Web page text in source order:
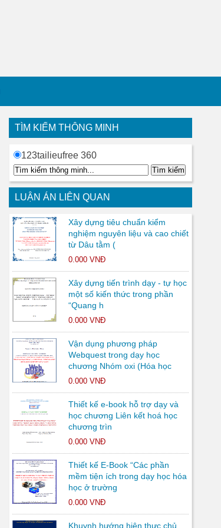
TÌM KIẾM THÔNG MINH
123tailieufree 360
LUẬN ÁN LIÊN QUAN
Xây dựng tiêu chuẩn kiểm
nghiệm nguyên liệu và cao chiết
từ Dâu tằm (
0.000 VNĐ
Xây dựng tiến trình dạy - tự học
một số kiến thức trong phần
“Quang h
0.000 VNĐ
Vận dụng phương pháp
Webquest trong dạy học
chương Nhóm oxi (Hóa học
0.000 VNĐ
Thiết kế e-book hỗ trợ dạy và
học chương Liên kết hoá học
chương trìn
0.000 VNĐ
Thiết kế E-Book “Các phần
mềm tiện ích trong dạy học hóa
học ở trường
0.000 VNĐ
Khuynh hướng hiện thực chủ